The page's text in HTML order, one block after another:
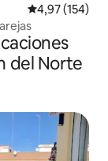
Calificación
4,97 (154)
del Norte